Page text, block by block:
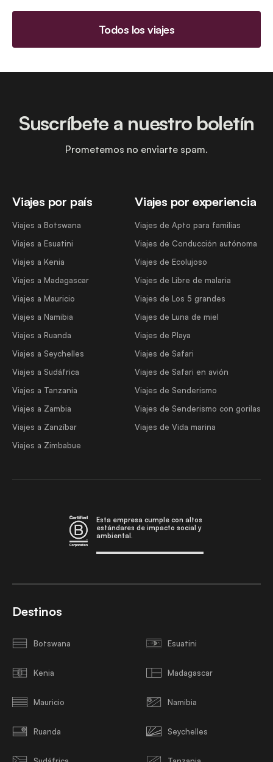
Todos los viajes
Viajes por país
Viajes a Botswana
Viajes a Esuatini
Viajes a Kenia
Viajes a Madagascar
Viajes a Mauricio
Viajes a Namibia
Viajes a Ruanda
Viajes a Seychelles
Viajes a Sudáfrica
Viajes a Tanzania
Viajes a Zambia
Viajes a Zanzíbar
Viajes a Zimbabue
Viajes por experiencia
Viajes de Apto para familias
Viajes de Conducción autónoma
Viajes de Ecolujoso
Viajes de Libre de malaria
Viajes de Los 5 grandes
Viajes de Luna de miel
Viajes de Playa
Viajes de Safari
Viajes de Safari en avión
Viajes de Senderismo
Viajes de Senderismo con gorilas
Viajes de Vida marina
Suscríbete a nuestro boletín
Prometemos no enviarte spam.
Esta empresa cumple con altos
estándares de impacto social y
ambiental.
Destinos
Botswana Esuatini
Kenia Madagascar
Mauricio Namibia
Ruanda Seychelles